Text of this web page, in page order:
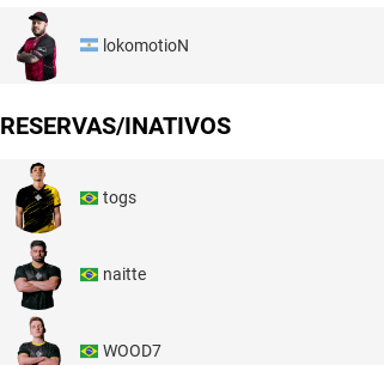
lokomotioN
RESERVAS/INATIVOS
togs
naitte
WOOD7